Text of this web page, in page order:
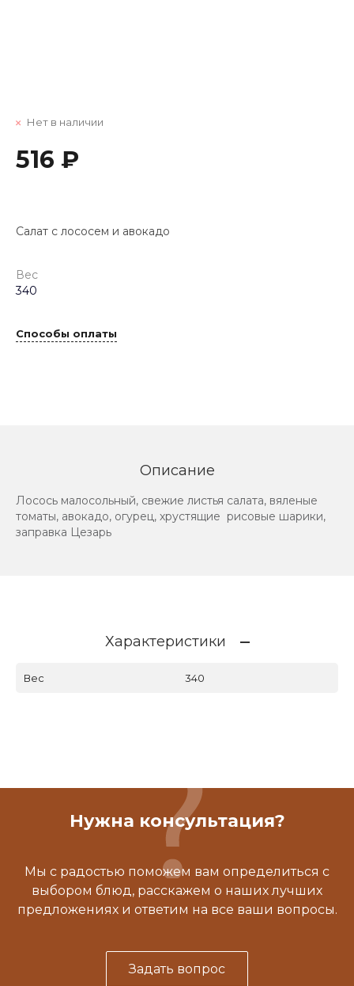
Нет в наличии
516 ₽
Салат с лососем и авокадо
Вес
340
Способы оплаты
Описание
Лосось малосольный, свежие листья салата, вяленые
томаты, авокадо, огурец, хрустящие рисовые шарики,
заправка Цезарь
Характеристики
Вес 340
Нужна консультация?
Мы с радостью поможем вам определиться с
выбором блюд, расскажем о наших лучших
предложениях и ответим на все ваши вопросы.
Задать вопрос